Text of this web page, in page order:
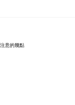
意的幾點